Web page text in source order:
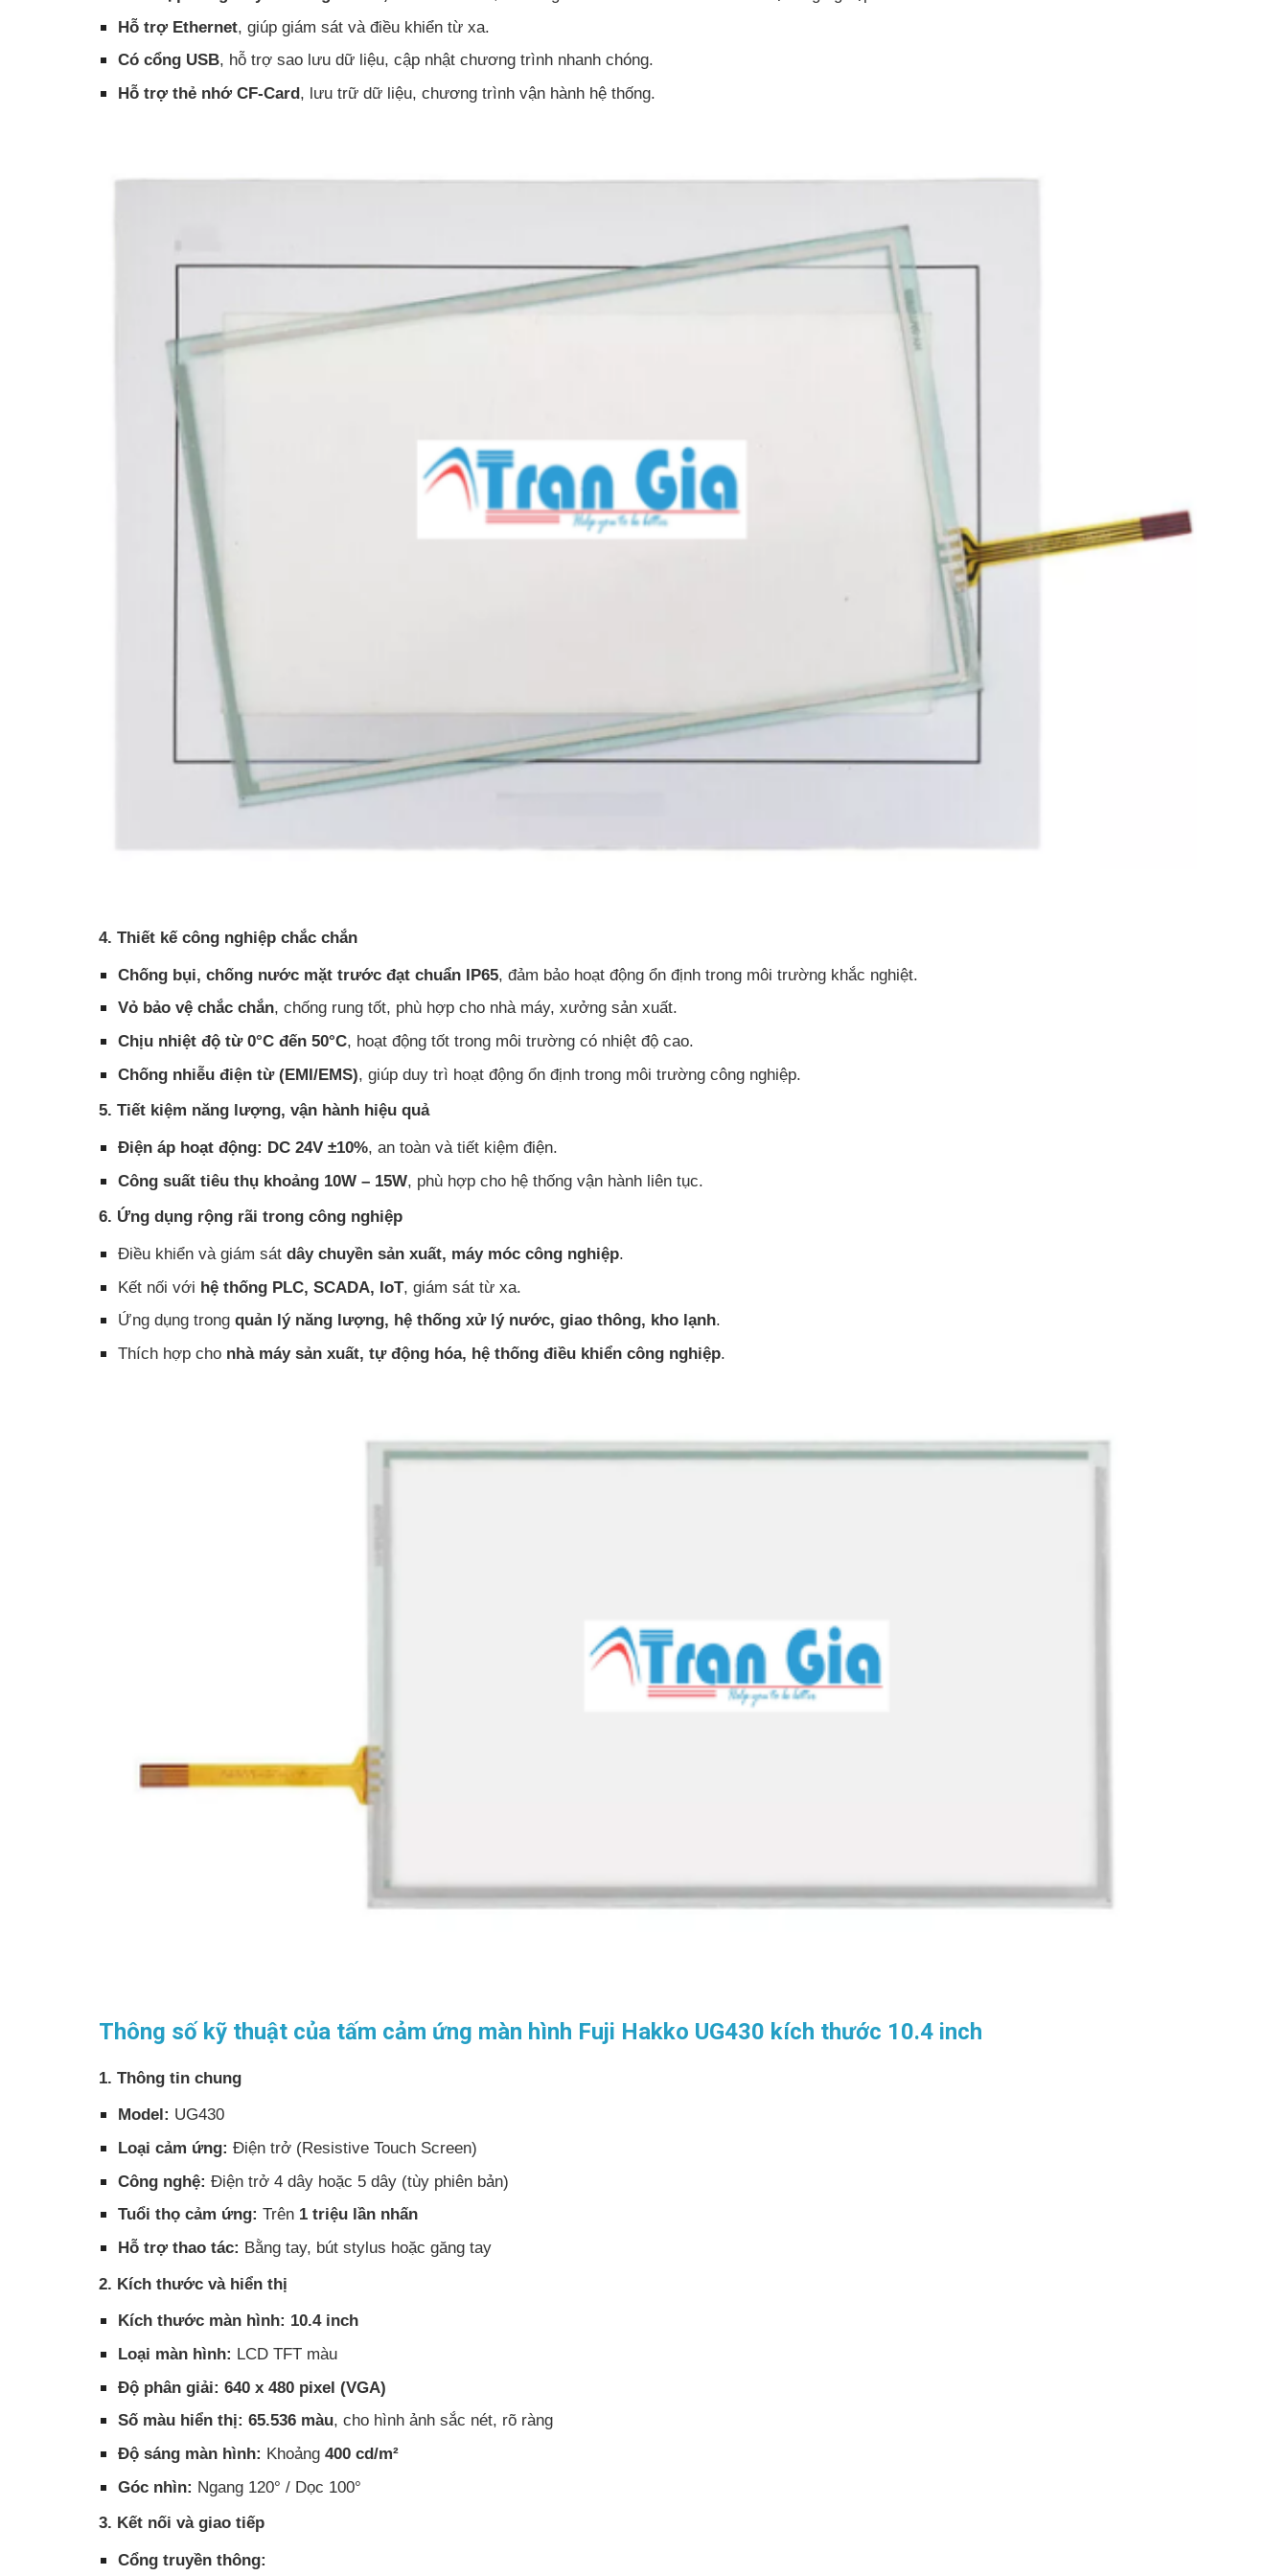
Hỗ trợ Ethernet, giúp giám sát và điều khiển từ xa.
Có cổng USB, hỗ trợ sao lưu dữ liệu, cập nhật chương trình nhanh chóng.
Hỗ trợ thẻ nhớ CF-Card, lưu trữ dữ liệu, chương trình vận hành hệ thống.
4. Thiết kế công nghiệp chắc chắn
Chống bụi, chống nước mặt trước đạt chuẩn IP65, đảm bảo hoạt động ổn định trong môi trường khắc nghiệt.
Vỏ bảo vệ chắc chắn, chống rung tốt, phù hợp cho nhà máy, xưởng sản xuất.
Chịu nhiệt độ từ 0°C đến 50°C, hoạt động tốt trong môi trường có nhiệt độ cao.
Chống nhiễu điện từ (EMI/EMS), giúp duy trì hoạt động ổn định trong môi trường công nghiệp.
5. Tiết kiệm năng lượng, vận hành hiệu quả
Điện áp hoạt động: DC 24V ±10%, an toàn và tiết kiệm điện.
Công suất tiêu thụ khoảng 10W – 15W, phù hợp cho hệ thống vận hành liên tục.
6. Ứng dụng rộng rãi trong công nghiệp
Điều khiển và giám sát dây chuyền sản xuất, máy móc công nghiệp.
Kết nối với hệ thống PLC, SCADA, IoT, giám sát từ xa.
Ứng dụng trong quản lý năng lượng, hệ thống xử lý nước, giao thông, kho lạnh.
Thích hợp cho nhà máy sản xuất, tự động hóa, hệ thống điều khiển công nghiệp.
Thông số kỹ thuật của tấm cảm ứng màn hình Fuji Hakko UG430 kích thước 10.4 inch
1. Thông tin chung
Model: UG430
Loại cảm ứng: Điện trở (Resistive Touch Screen)
Công nghệ: Điện trở 4 dây hoặc 5 dây (tùy phiên bản)
Tuổi thọ cảm ứng: Trên 1 triệu lần nhấn
Hỗ trợ thao tác: Bằng tay, bút stylus hoặc găng tay
2. Kích thước và hiển thị
Kích thước màn hình: 10.4 inch
Loại màn hình: LCD TFT màu
Độ phân giải: 640 x 480 pixel (VGA)
Số màu hiển thị: 65.536 màu, cho hình ảnh sắc nét, rõ ràng
Độ sáng màn hình: Khoảng 400 cd/m²
Góc nhìn: Ngang 120° / Dọc 100°
3. Kết nối và giao tiếp
Cổng truyền thông: